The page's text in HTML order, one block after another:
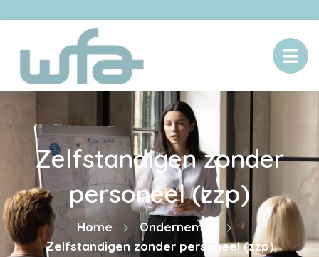
Zelfstandigen zonder
personeel (zzp)
Home
Ondernemer
Zelfstandigen zonder personeel (zzp)